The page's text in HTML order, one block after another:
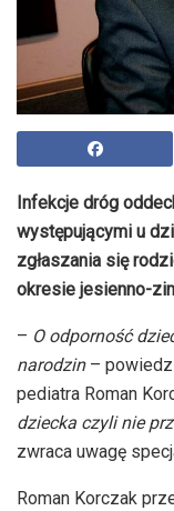
Infekcje dróg
występującymi u
zgłaszania się
okresie jesienno-
– O odporność
narodzin–
pediatra Roman
dziecka czyli nie
zwraca uwagę
Roman Korczak